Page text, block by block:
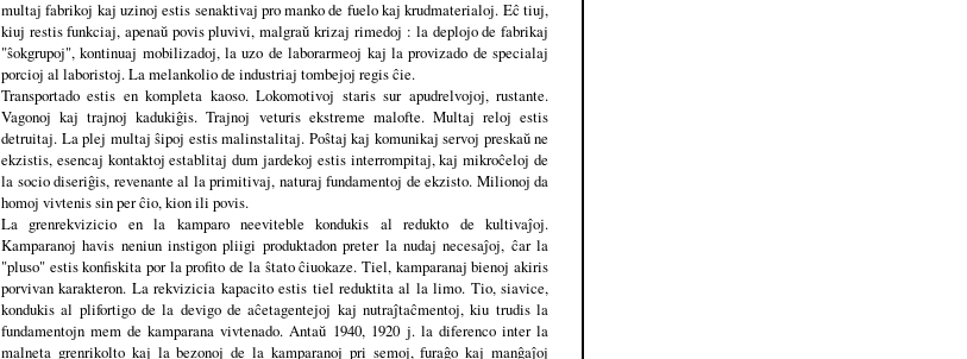
multaj fabrikoj kaj uzinoj estis senaktivaj pro manko de fuelo kaj krudmaterialoj. Eĉ tiuj,
kiuj restis funkciaj, apenaŭ povis pluvivi, malgraŭ krizaj rimedoj : la deplojo de fabrikaj
"ŝokgrupoj", kontinuaj mobilizadoj, la uzo de laborarmeoj kaj la provizado de specialaj
porcioj al laboristoj. La melankolio de industriaj tombejoj regis ĉie.
Transportado estis en kompleta kaoso. Lokomotivoj staris sur apudrelvojoj, rustante.
Vagonoj kaj trajnoj kadukiĝis. Trajnoj veturis ekstreme malofte. Multaj reloj estis
detruitaj. La plej multaj ŝipoj estis malinstalitaj. Poŝtaj kaj komunikaj servoj preskaŭ ne
ekzistis, esencaj kontaktoj establitaj dum jardekoj estis interrompitaj, kaj mikroĉeloj de
la socio diseriĝis, revenante al la primitivaj, naturaj fundamentoj de ekzisto. Milionoj da
homoj vivtenis sin per ĉio, kion ili povis.
La grenrekvizicio en la kamparo neeviteble kondukis al redukto de kultivaĵoj.
Kamparanoj havis neniun instigon pliigi produktadon preter la nudaj necesaĵoj, ĉar la
"pluso" estis konfiskita por la profito de la ŝtato ĉiuokaze. Tiel, kamparanaj bienoj akiris
porvivan karakteron. La rekvizicia kapacito estis tiel reduktita al la limo. Tio, siavice,
kondukis al plifortigo de la devigo de aĉetagentejoj kaj nutraĵtaĉmentoj, kiu trudis la
fundamentojn mem de kamparana vivtenado. Antaŭ 1940, 1920 j. la diferenco inter la
malneta grenrikolto kaj la bezonoj de la kamparanoj pri semoj, furaĝo kaj manĝaĵoj